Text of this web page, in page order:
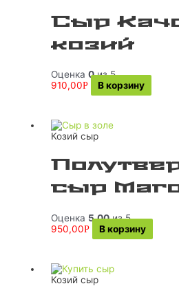
Сыр
козий
Оценка 0из 5
910,00Р В корзину
Козий сыр
сыр
Оценка 5.00из 5
950,00Р В корзину
Козий сыр